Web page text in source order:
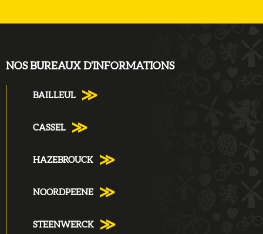
NOS BUREAUX D'INFORMATIONS
BAILLEUL
CASSEL
HAZEBROUCK
NOORDPEENE
STEENWERCK